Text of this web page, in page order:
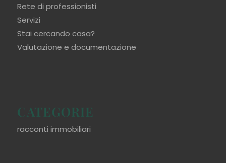
Rete di professionisti
Servizi
Stai cercando casa?
Valutazione e documentazione
CATEGORIE
racconti immobiliari